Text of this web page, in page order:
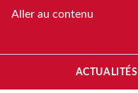
Aller au contenu
ACTUALITÉS